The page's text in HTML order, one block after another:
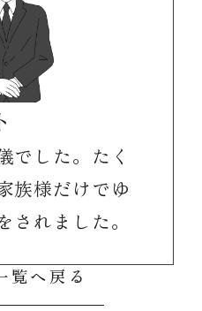
でした。たく
族様だけでゆ
されました。
覧へ戻る